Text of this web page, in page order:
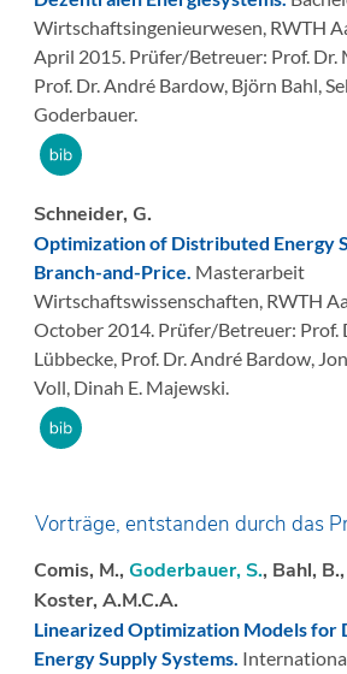
Wirtschaftsingenieurwesen, RWTH
April 2015. Prüfer/Betreuer: Prof. Dr.
Prof. Dr. André Bardow, Björn Bahl,
Goderbauer.
Schneider, G.
Optimization of Distributed Energy
Branch-and-Price. Masterarbeit
Wirtschaftswissenschaften, RWTH
October 2014. Prüfer/Betreuer: Prof.
Lübbecke, Prof. Dr. André Bardow,
Voll, Dinah E. Majewski.
Vorträge, entstanden durch das
Comis, M., Goderbauer, S., Bahl,
Koster, A.M.C.A.
Linearized Optimization Models for
Energy Supply Systems.